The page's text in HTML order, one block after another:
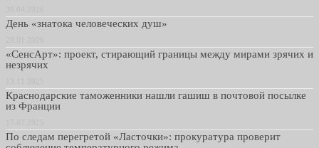
День «знатока человеческих душ»
«СенсАрт»: проект, стирающий границы между мирами зрячих и
незрячих
Краснодарские таможенники нашли гашиш в почтовой посылке
из Франции
По следам перегретой «Ласточки»: прокуратура проверит